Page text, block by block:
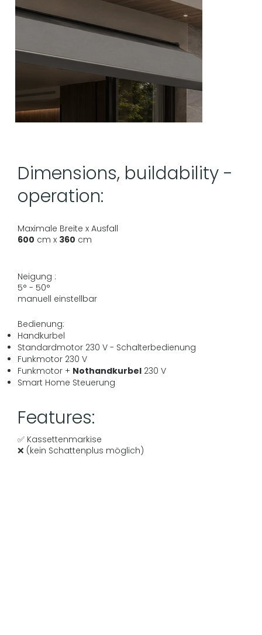
Dimensions, buildability -
operation:
Maximale Breite x Ausfall
600 cm x 360 cm
Neigung :
5° - 50°
manuell einstellbar
Bedienung:
Handkurbel
Standardmotor 230 V - Schalterbedienung
Funkmotor 230 V
Funkmotor + Nothandkurbel230 V
Smart Home Steuerung
Features:
✅ Kassettenmarkise
❌ (kein Schattenplus möglich)